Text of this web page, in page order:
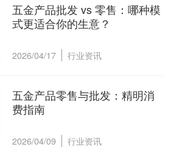
五金产品批发 vs 零售：哪种模
式更适合你的生意？
2026/04/17 行业资讯
五金产品零售与批发：精明消
费指南
2026/04/09 行业资讯